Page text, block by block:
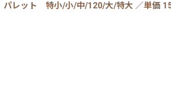
パレット 特小/小/中/120/大/特大 ／単価